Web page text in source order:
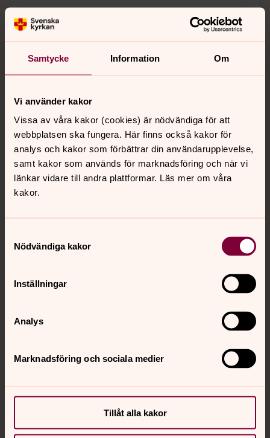
Samtycke Information Om
Vi använder kakor
Vissa av våra kakor (cookies) är nödvändiga för att
webbplatsen ska fungera. Här finns också kakor för
analys och kakor som förbättrar din användarupplevelse,
samt kakor som används för marknadsföring och när vi
länkar vidare till andra plattformar. Läs mer om våra
kakor.
Nödvändiga kakor
Inställningar
Analys
Marknadsföring och sociala medier
Tillåt alla kakor
Kaffeservering, utställare från bygden. Stavkyrkan -
mellan kl. 11:00 - 18:00. Kl. 15:00 Medeltidsmusik
med gruppen Kvinnolåt, bestående av Anna
Medeltidsmusik med gruppen
Kvinnolåt, bestående av Anna Rynefors
och Miriam Andersén
22 augusti 15.00
Hedareds stavkyrka
24 oktober 16.00
31 oktober 15.00
Se fler kommande händelser